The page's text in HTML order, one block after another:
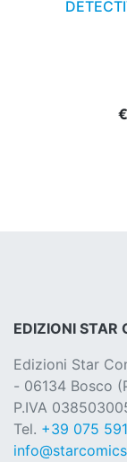
EDIZIONI STAR
Edizioni Star
- 06134 Bosco
P.IVA
Tel. +39 075